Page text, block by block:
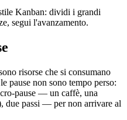
Kanban: dividi i grandi
segui l'avanzamento.
risorse che si consumano
pause non sono tempo perso:
pause — un caffè, una
due passi — per non arrivare al